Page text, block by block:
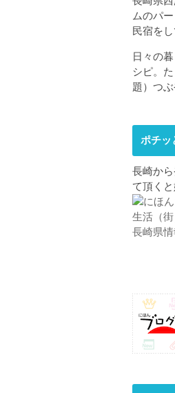
ムのパ
民宿をし
日々の
シピ。
題）つぶ
ポチッ
長崎か
て頂く